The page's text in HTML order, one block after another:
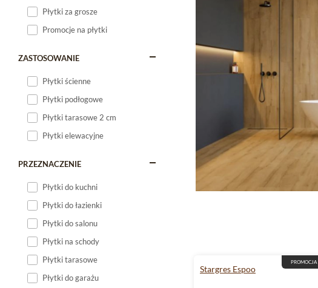
Płytki za grosze
Promocje na płytki
ZASTOSOWANIE
Płytki ścienne
Płytki podłogowe
Płytki tarasowe 2 cm
Płytki elewacyjne
PRZEZNACZENIE
Płytki do kuchni
Płytki do łazienki
Płytki do salonu
Płytki na schody
Płytki tarasowe
Płytki do garażu
PROMOCJA
Stargres Espoo